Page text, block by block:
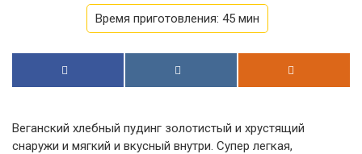
Время приготовления: 45 мин
Веганский хлебный пудинг золотистый и хрустящий
снаружи и мягкий и вкусный внутри. Супер легкая,